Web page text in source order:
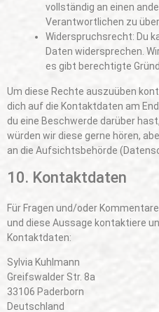
vollständig an einen
Verantwortlichen zu
Widerspruchsrecht: Du
Daten widersprechen.
es gibt berechtigte
Um diese Rechte auszuüben
dich auf die Kontaktdaten am
du eine Beschwerde darüber
würden wir diese gerne hören,
an die Aufsichtsbehörde
10. Kontaktdaten
Für Fragen und/oder
und diese Aussage kontaktiere
Kontaktdaten:
Sylvia Kuhlmann
Greifswalder Str. 8a
33106 Paderborn
Deutschland